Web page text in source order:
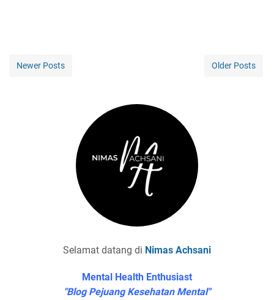
Newer Posts Older Posts
Selamat datang di Nimas Achsani
Mental Health Enthusiast
"Blog Pejuang Kesehatan Mental"